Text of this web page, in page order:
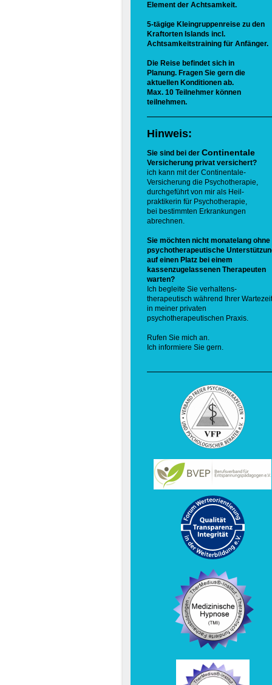
Element der Achtsamkeit.
5-tägige Kleingruppenreise zu den
Kraftorten Islands incl.
Achtsamkeitstraining für Anfänger.
Die Reise befindet sich in
Planung. Fragen Sie gern die
aktuellen Konditionen ab.
Max. 10 Teilnehmer können
teilnehmen.
Hinweis:
Sie sind bei der Continentale
Versicherung privat versichert?
ich kann mit der Continentale-
Versicherung die Psychotherapie,
durchgeführt von mir als Heil-
praktikerin für Psychotherapie,
bei bestimmten Erkrankungen
abrechnen.
Sie möchten nicht monatelang ohne
psychotherapeutische
auf einen Platz bei einem
kassenzugelassenen Therapeuten
warten?
Ich begleite Sie verhaltens-
therapeutisch während Ihrer Wartezeit
in meiner privaten
psychotherapeutischen Praxis.
Rufen Sie mich an.
Ich informiere Sie gern.